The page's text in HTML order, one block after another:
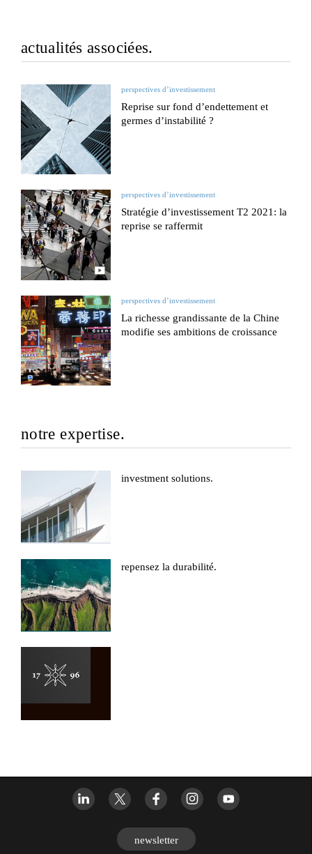
actualités associées.
perspectives d’investissement
Reprise sur fond d’endettement et
germes d’instabilité ?
perspectives d’investissement
Stratégie d’investissement T2 2021: la
reprise se raffermit
perspectives d’investissement
La richesse grandissante de la Chine
modifie ses ambitions de croissance
notre expertise.
investment solutions.
repensez la durabilité.
newsletter